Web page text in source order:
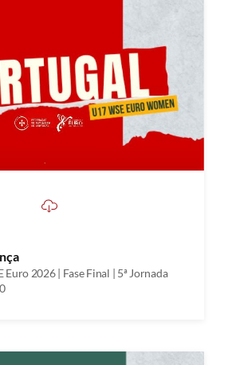
Euro 2026 | Fase Final | 5ª Jornada